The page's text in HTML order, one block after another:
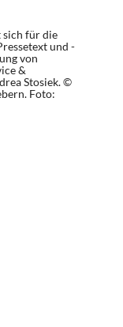
sich für die
und -
von
&
Stosiek. ©
Foto: